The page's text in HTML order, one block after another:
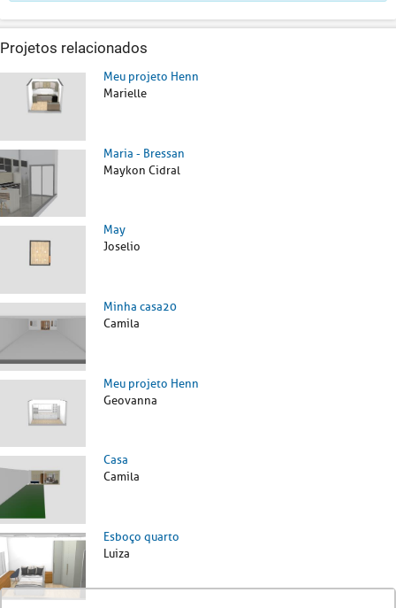
Projetos relacionados
Meu projeto Henn
Marielle
Maria - Bressan
Maykon Cidral
May
Joselio
Minha casa20
Camila
Meu projeto Henn
Geovanna
Casa
Camila
Esboço quarto
Luiza